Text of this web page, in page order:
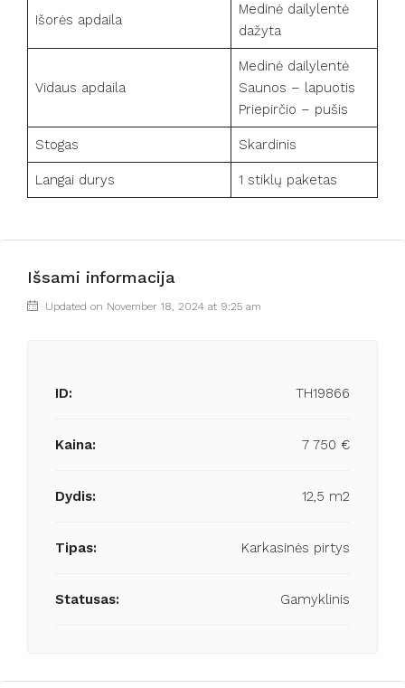
Išorės apdaila
Medinė dailylentė
dažyta
Vidaus apdaila
Medinė dailylentė
Saunos – lapuotis
Priepirčio – pušis
Stogas Skardinis
Langai durys 1 stiklų paketas
Išsami informacija
Updated on November 18, 2024 at 9:25 am
ID: TH19866
Kaina: 7 750 €
Dydis: 12,5 m2
Tipas: Karkasinės pirtys
Statusas: Gamyklinis